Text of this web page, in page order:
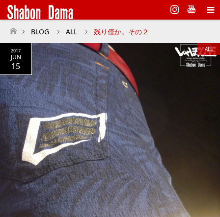
Instagram
ホーム
BLOG ALL 残り僅か。その２
2017
JUN
15
ALL